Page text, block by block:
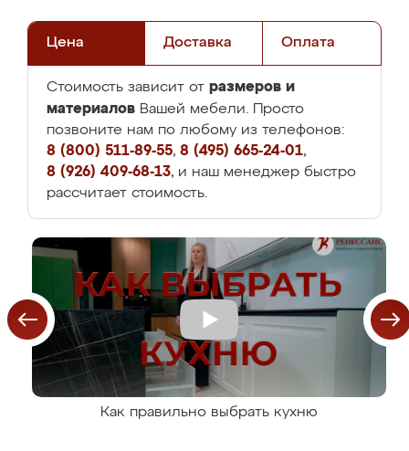
Цена Доставка Оплата
Стоимость зависит от размеров и
материалов Вашей мебели. Просто
позвоните нам по любому из телефонов:
8 (800) 511-89-55, 8 (495) 665-24-01,
8 (926) 409-68-13, и наш менеджер быстро
рассчитает стоимость.
Как правильно выбрать кухню